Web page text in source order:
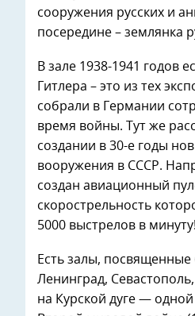
сооружения русских и
посередине – землянка
В зале 1938-1941 годов
Гитлера – это из тех
собрали в Германии
время войны. Тут же
создании в 30-е годы
вооружения в СССР.
создан авиационный
скорострельность
5000 выстрелов в минуту!
Есть залы, посвященные
Ленинград,
на Курской дуге —